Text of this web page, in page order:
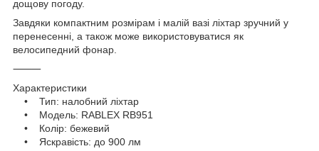
дощову погоду.
Завдяки компактним розмірам і малій вазі ліхтар зручний у
перенесенні, а також може використовуватися як
велосипедний фонар.
⸻
Характеристики
• Тип: налобний ліхтар
• Модель: RABLEX RB951
• Колір: бежевий
• Яскравість: до 900 лм